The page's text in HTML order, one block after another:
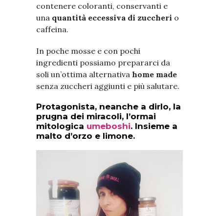
contenere coloranti, conservanti e
una quantità eccessiva di zuccheri o
caffeina.
In poche mosse e con pochi
ingredienti possiamo prepararci da
soli un’ottima alternativa home made
senza zuccheri aggiunti e più salutare.
Protagonista, neanche a dirlo, la
prugna dei miracoli, l’ormai
mitologica umeboshi. Insieme a
malto d’orzo e limone.